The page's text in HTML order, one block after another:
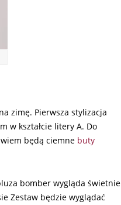
zimę. Pierwsza stylizacja
w kształcie litery A. Do
będą ciemne buty
bomber wygląda świetnie
Zestaw będzie wyglądać